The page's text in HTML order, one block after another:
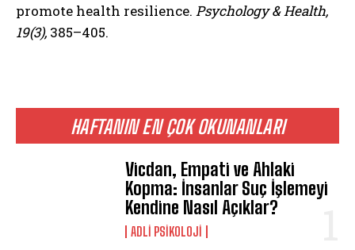
HAFTANIN EN ÇOK OKUNANLARI
Vicdan, Empati ve Ahlaki
Kopma: İnsanlar Suç İşlemeyi
Kendine Nasıl Açıklar?
ADLI PSIKOLOJI
promote health resilience. Psychology & Health,
19(3), 385–405.